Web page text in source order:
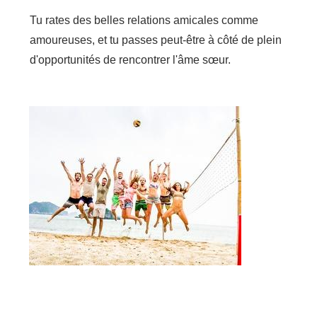
Tu rates des belles relations amicales comme
amoureuses, et tu passes peut-être à côté de plein
d'opportunités de rencontrer l'âme sœur.